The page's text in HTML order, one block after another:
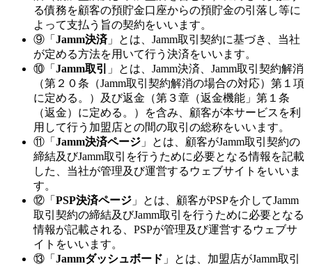
る債務を顧客の預貯金口座からの預貯金の引落し等に
よって支払う旨の契約をいいます。
⑨「 Jamm決済」とは、Jamm取引契約に基づき、当社
が定める方法を用いて行う決済をいいます。
⑩「 Jamm取引
」とは、Jamm決済、Jamm取引契約解消
（第２０条（Jamm取引契約解消の場合の対応）第１項
に定める。）及び返金（第３章（返金機能」第１条
（返金）に定める。）を含み、顧客が本サービスを利
用して行う加盟店との間の取引の総称をいいます。
⑪「 Jamm決済ページ 」とは、顧客がJamm取引契約の
締結及びJamm取引を行うために必要となる情報を記載
した、当社が管理及び運営するウェブサイトをいいま
す。
⑫「 PSP決済ページ 」とは、顧客がPSPを介してJamm
取引契約の締結及びJamm取引を行うために必要となる
情報が記載される、PSPが管理及び運営するウェブサ
イトをいいます。
⑬「 Jammダッシュボード 」とは、加盟店がJamm取引